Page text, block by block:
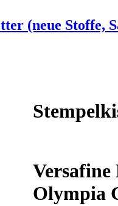
(neue Stoffe,
Versafine
Olympia